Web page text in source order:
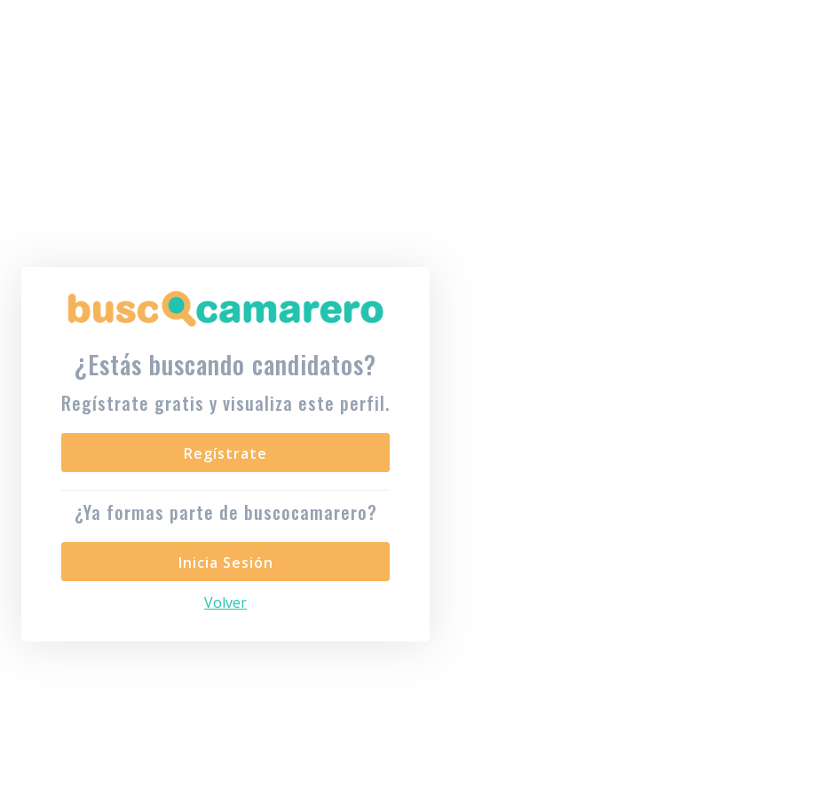
¿Estás buscando candidatos?
Regístrate gratis y visualiza este perfil.
Regístrate
¿Ya formas parte de buscocamarero?
Inicia Sesión
Volver